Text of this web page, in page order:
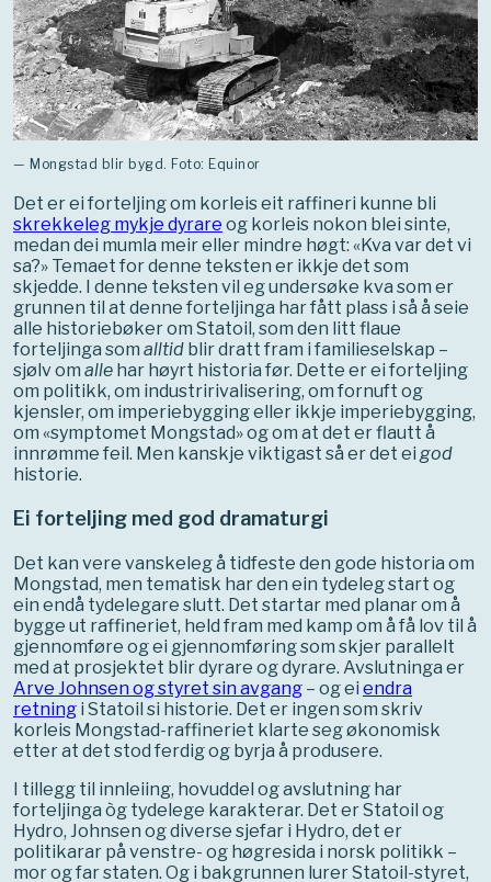
— Mongstad blir bygd. Foto: Equinor
Det er ei forteljing om korleis eit raffineri kunne bli
skrekkeleg mykje dyrare og korleis nokon blei sinte,
medan dei mumla meir eller mindre høgt: «Kva var det vi
sa?» Temaet for denne teksten er ikkje det som
skjedde. I denne teksten vil eg undersøke kva som er
grunnen til at denne forteljinga har fått plass i så å seie
alle historiebøker om Statoil, som den litt flaue
forteljinga som alltid blir dratt fram i familieselskap –
sjølv om alle har høyrt historia før. Dette er ei forteljing
om politikk, om industririvalisering, om fornuft og
kjensler, om imperiebygging eller ikkje imperiebygging,
om «symptomet Mongstad» og om at det er flautt å
innrømme feil. Men kanskje viktigast så er det ei god
historie.
Ei forteljing med god dramaturgi
Det kan vere vanskeleg å tidfeste den gode historia om
Mongstad, men tematisk har den ein tydeleg start og
ein endå tydelegare slutt. Det startar med planar om å
bygge ut raffineriet, held fram med kamp om å få lov til å
gjennomføre og ei gjennomføring som skjer parallelt
med at prosjektet blir dyrare og dyrare. Avslutninga er
Arve Johnsen og styret sin avgang – og ei endra
retning i Statoil si historie. Det er ingen som skriv
korleis Mongstad-raffineriet klarte seg økonomisk
etter at det stod ferdig og byrja å produsere.
I tillegg til innleiing, hovuddel og avslutning har
forteljinga òg tydelege karakterar. Det er Statoil og
Hydro, Johnsen og diverse sjefar i Hydro, det er
politikarar på venstre- og høgresida i norsk politikk –
mor og far staten. Og i bakgrunnen lurer Statoil-styret,